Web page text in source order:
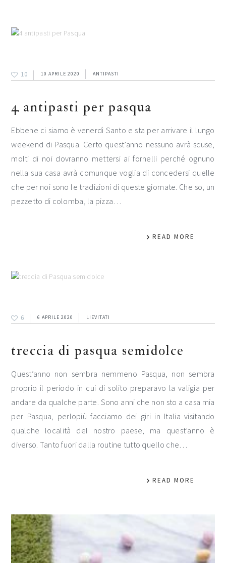
10 10 APRILE 2020 ANTIPASTI
4 antipasti per pasqua
Ebbene ci siamo è venerdì Santo e sta per arrivare il lungo
weekend di Pasqua. Certo quest’anno nessuno avrà scuse,
molti di noi dovranno mettersi ai fornelli perché ognuno
nella sua casa avrà comunque voglia di concedersi quelle
che per noi sono le tradizioni di queste giornate. Che so, un
pezzetto di colomba, la pizza…
READ MORE
6 6 APRILE 2020 LIEVITATI
treccia di pasqua semidolce
Quest’anno non sembra nemmeno Pasqua, non sembra
proprio il periodo in cui di solito preparavo la valigia per
andare da qualche parte. Sono anni che non sto a casa mia
per Pasqua, perlopiù facciamo dei giri in Italia visitando
qualche località del nostro paese, ma quest’anno è
diverso. Tanto fuori dalla routine tutto quello che…
READ MORE